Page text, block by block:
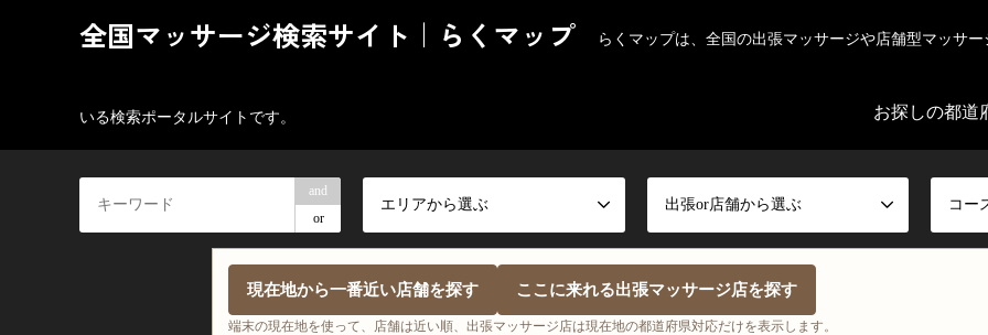
全国マッサージ検索サイト｜らくマップ らくマップは、全国の出張マッサージや店舗型マッサ
いる検索ポータルサイトです。 お探しの都道
and
or
エリアから選ぶ 出張or店舗から選ぶ コー
現在地から一番近い店舗を探す ここに来れる出張マッサージ店を探す
端末の現在地を使って、店舗は近い順、出張マッサージ店は現在地の都道府県対応だけを表示します。